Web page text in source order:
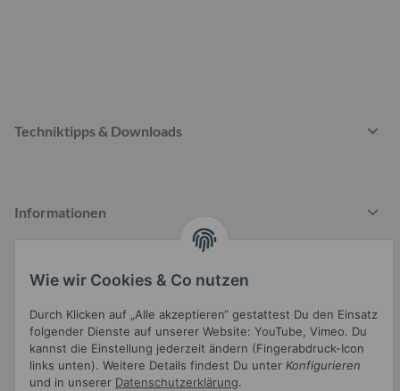
Techniktipps & Downloads
Informationen
Wie wir Cookies & Co nutzen
Durch Klicken auf „Alle akzeptieren“ gestattest Du den Einsatz
folgender Dienste auf unserer Website: YouTube, Vimeo. Du
kannst die Einstellung jederzeit ändern (Fingerabdruck-Icon
links unten). Weitere Details findest Du unter Konfigurieren
und in unserer Datenschutzerklärung.